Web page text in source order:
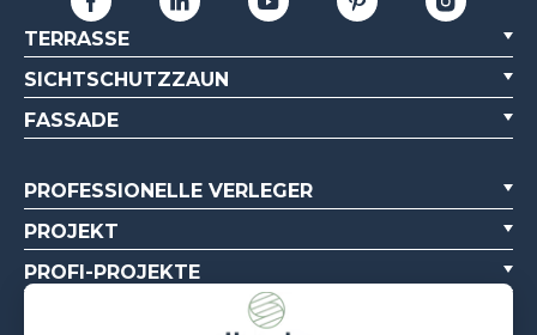
TERRASSE
SICHTSCHUTZZAUN
FASSADE
PROFESSIONELLE VERLEGER
PROJEKT
PROFI-PROJEKTE